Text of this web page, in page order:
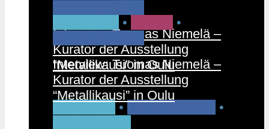
Interview: Tuomas Niemelä –
Kurator der Ausstellung
“Metallikausi” in Oulu
PARTNER • RUNDREISEN
•
•
•
Interview: Tuomas Niemelä –
Kurator der Ausstellung
“Metallikausi” in Oulu